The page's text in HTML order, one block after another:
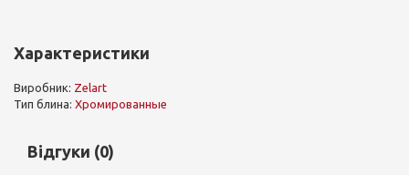
Характеристики
Виробник: Zelart
Тип блина: Хромированные
Відгуки (0)